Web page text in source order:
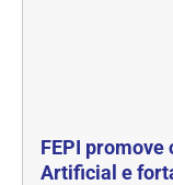
FEPI
Artificial e